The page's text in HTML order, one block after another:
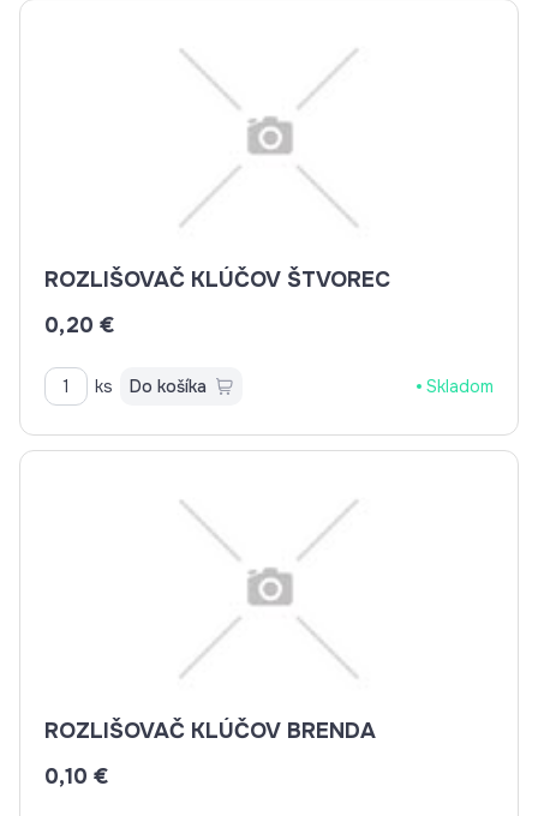
ROZLIŠOVAČ KLÚČOV ŠTVOREC
0,20 €
ks Do košíka Skladom
ROZLIŠOVAČ KLÚČOV BRENDA
0,10 €